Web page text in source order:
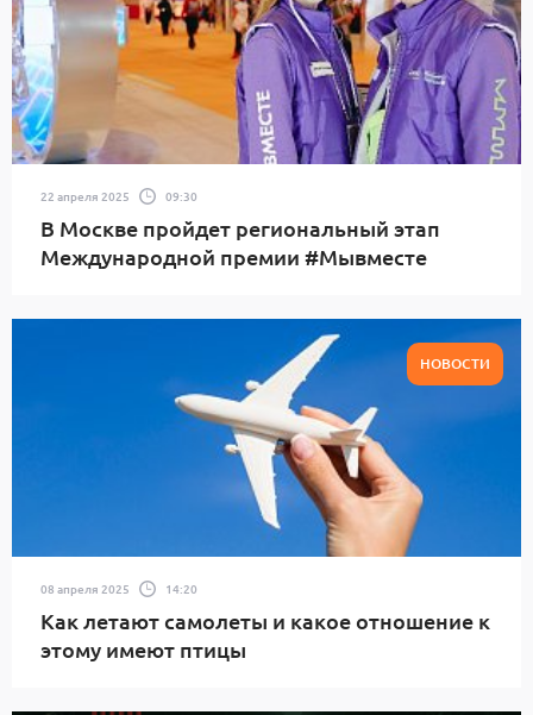
22 апреля 2025 09:30
В Москве пройдет региональный этап
Международной премии #Мывместе
НОВОСТИ
08 апреля 2025 14:20
Как летают самолеты и какое отношение к
этому имеют птицы